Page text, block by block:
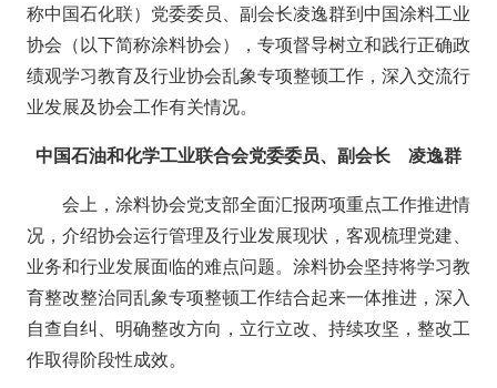
称中国石化联）党委委员、副会长凌逸群到中国涂料工业
协会（以下简称涂料协会），专项督导树立和践行正确政
绩观学习教育及行业协会乱象专项整顿工作，深入交流行
业发展及协会工作有关情况。
中国石油和化学工业联合会党委委员、副会长 凌逸群
会上，涂料协会党支部全面汇报两项重点工作推进情
况，介绍协会运行管理及行业发展现状，客观梳理党建、
业务和行业发展面临的难点问题。涂料协会坚持将学习教
育整改整治同乱象专项整顿工作结合起来一体推进，深入
自查自纠、明确整改方向，立行立改、持续攻坚，整改工
作取得阶段性成效。